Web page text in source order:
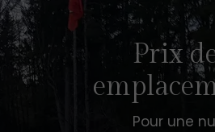
Prix
Pour une